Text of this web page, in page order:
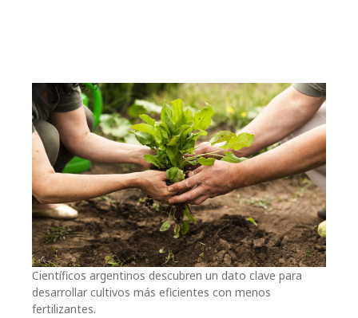
Científicos argentinos descubren un dato clave para
desarrollar cultivos más eficientes con menos
fertilizantes.